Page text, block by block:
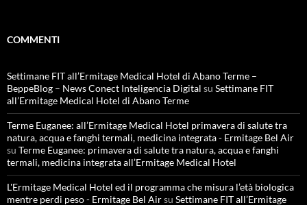
COMMENTI
Settimane FIT all’Ermitage Medical Hotel di Abano Terme –
BeppeBlog – News Conect Inteligencia Digital su Settimane FIT
all’Ermitage Medical Hotel di Abano Terme
Terme Euganee: all’Ermitage Medical Hotel primavera di salute tra
natura, acqua e fanghi termali, medicina integrata - Ermitage Bel Air
su Terme Euganee: primavera di salute tra natura, acqua e fanghi
termali, medicina integrata all’Ermitage Medical Hotel
L'Ermitage Medical Hotel ed il programma che misura l’età biologica
mentre perdi peso - Ermitage Bel Airsu Settimane FIT all’Ermitage